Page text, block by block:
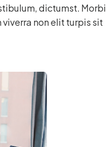
dictumst. Morbi
non elit turpis sit